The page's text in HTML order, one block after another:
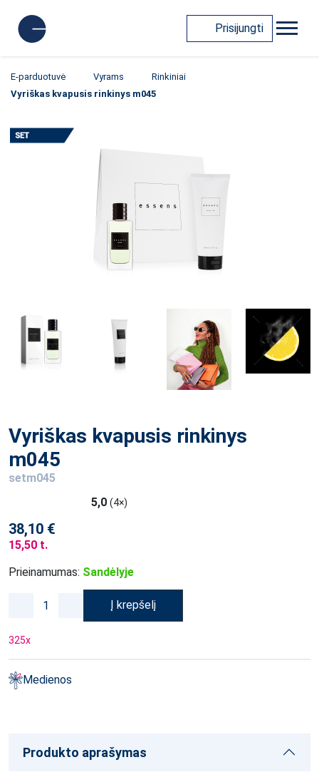
Prisijungti
E-parduotuvė Vyrams
Rinkiniai
Vyriškas kvapusis rinkinys m045
Vyriškas kvapusis rinkinys
m045
setm045
5,0 (4×)
38,10 €
15,50 t.
Prieinamumas: Sandėlyje
Į krepšelį
325x
Medienos
Produkto aprašymas